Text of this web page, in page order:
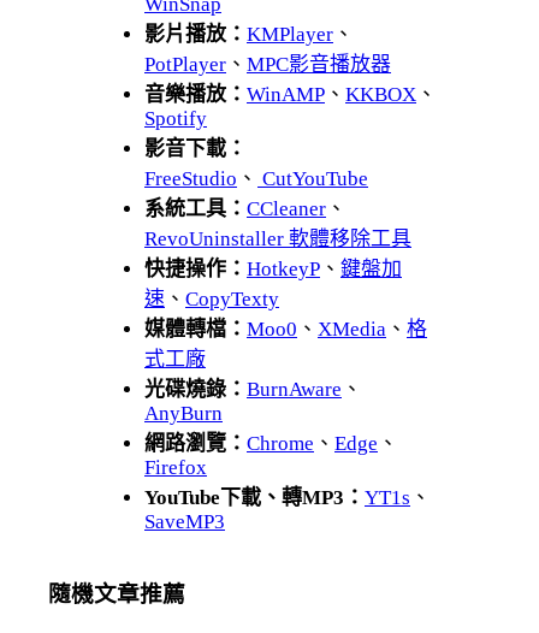
影片播放： KMPlayer 、
PotPlayer 、 MPC影音播放器
音樂播放： WinAMP 、 KKBOX 、
Spotify
影音下載：
FreeStudio 、 CutYouTube
系統工具： CCleaner 、
RevoUninstaller 軟體移除工具
快捷操作： HotkeyP 、 鍵盤加
速 、 CopyTexty
媒體轉檔： Moo0 、 XMedia 、 格
式工廠
光碟燒錄： BurnAware 、
AnyBurn
網路瀏覽： Chrome 、 Edge 、
Firefox
YouTube下載、轉MP3： YT1s 、
SaveMP3
隨機文章推薦